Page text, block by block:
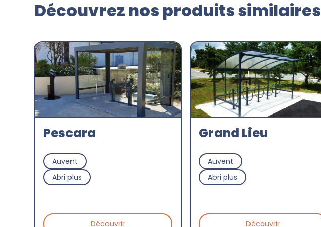
Découvrez nos produits similaires
Pescara
Auvent
Abri plus
Découvrir
Grand Lieu
Auvent
Abri plus
Découvrir